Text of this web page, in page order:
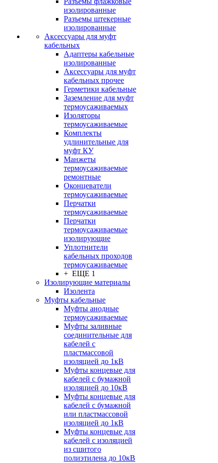
изолированные
Разъемы штекерные
изолированные
Аксессуары для муфт
кабельных
Адаптеры кабельные
изолированные
Аксессуары для муфт
кабельных прочее
Герметики кабельные
Заземление для муфт
термоусаживаемых
Изоляторы
термоусаживаемые
Комплекты
удлинительные для
муфт КУ
Манжеты
термоусаживаемые
ремонтные
Оконцеватели
термоусаживаемые
Перчатки
термоусаживаемые
Перчатки
термоусаживаемые
изолирующие
Уплотнители
кабельных проходов
термоусаживаемые
+ ЕЩЕ 1
Изолирующие материалы
Изолента
Муфты кабельные
Муфты анодные
термоусаживаемые
Муфты заливные
соединительные для
кабелей с
пластмассовой
изоляцией до 1кВ
Муфты концевые для
кабелей с бумажной
изоляцией до 10кВ
Муфты концевые для
кабелей с бумажной
или пластмассовой
изоляцией до 1кВ
Муфты концевые для
кабелей с изоляцией
из сшитого
полиэтилена до 10кВ